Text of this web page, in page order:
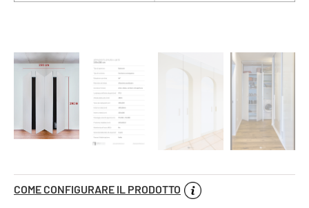
COME CONFIGURARE IL PRODOTTO